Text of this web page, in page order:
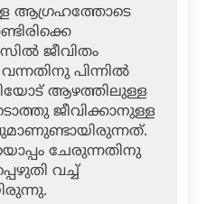
ആഗ്രഹത്തോടെ
ജീവിതം
പിന്നില്‍
ആഴത്തിലുള്ള
ജീവിക്കാനുള്ള
ചേരുന്നതിനു
വച്ച്